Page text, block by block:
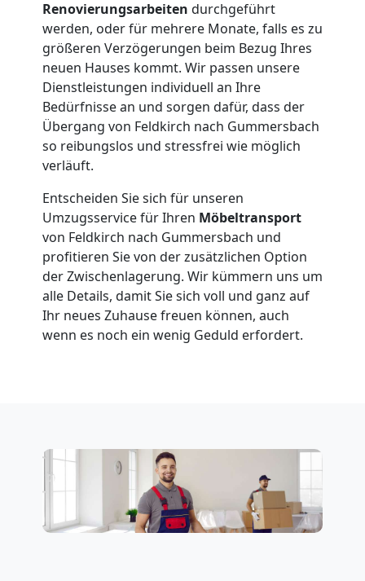
Renovierungsarbeiten durchgeführt
werden, oder für mehrere Monate, falls es zu
größeren Verzögerungen beim Bezug Ihres
neuen Hauses kommt. Wir passen unsere
Dienstleistungen individuell an Ihre
Bedürfnisse an und sorgen dafür, dass der
Übergang von Feldkirch nach Gummersbach
so reibungslos und stressfrei wie möglich
verläuft.
Entscheiden Sie sich für unseren
Umzugsservice für Ihren Möbeltransport
von Feldkirch nach Gummersbach und
profitieren Sie von der zusätzlichen Option
der Zwischenlagerung. Wir kümmern uns um
alle Details, damit Sie sich voll und ganz auf
Ihr neues Zuhause freuen können, auch
wenn es noch ein wenig Geduld erfordert.